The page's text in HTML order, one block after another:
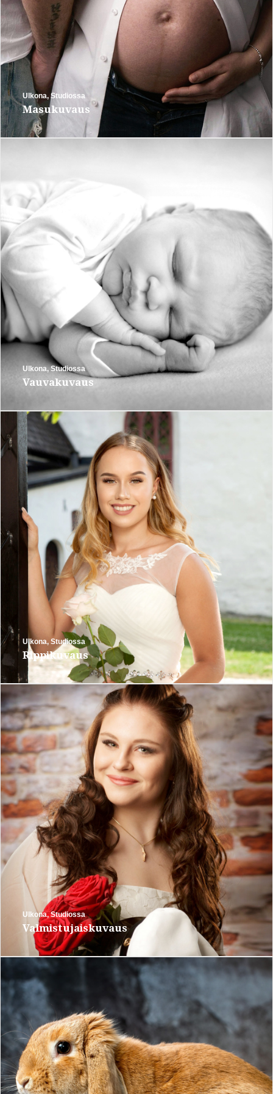
Ulkona, Studiossa
Masukuvaus
Ulkona, Studiossa
Vauvakuvaus
Ulkona, Studiossa
Rippikuvaus
Ulkona, Studiossa
Valmistujaiskuvaus